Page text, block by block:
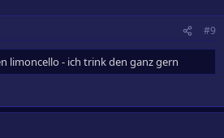
#9
limoncello - ich trink den ganz gern